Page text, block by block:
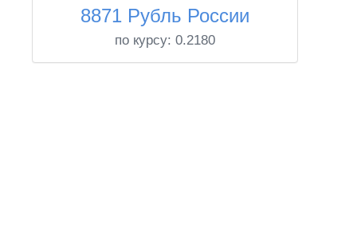
8871 Рубль России
по курсу: 0.2180